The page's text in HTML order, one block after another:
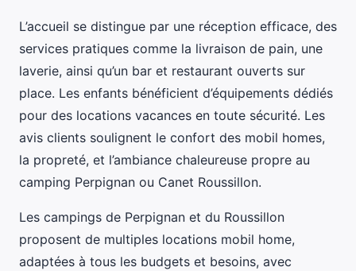
L’accueil se distingue par une réception efficace, des
services pratiques comme la livraison de pain, une
laverie, ainsi qu’un bar et restaurant ouverts sur
place. Les enfants bénéficient d’équipements dédiés
pour des locations vacances en toute sécurité. Les
avis clients soulignent le confort des mobil homes,
la propreté, et l’ambiance chaleureuse propre au
camping Perpignan ou Canet Roussillon.
Les campings de Perpignan et du Roussillon
proposent de multiples locations mobil home,
adaptées à tous les budgets et besoins, avec